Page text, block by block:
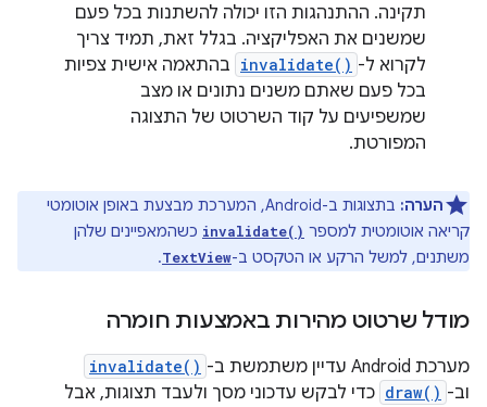
תקינה. ההתנהגות הזו יכולה להשתנות בכל פעם
שמשנים את האפליקציה. בגלל זאת, תמיד צריך
לקרוא ל- invalidate() בהתאמה אישית צפיות
בכל פעם שאתם משנים נתונים או מצב
שמשפיעים על קוד השרטוט של התצוגה
המפורטת.
הערה:
בתצוגות ב-Android, המערכת מבצעת באופן אוטומטי
קריאה אוטומטית למספר invalidate() כשהמאפיינים שלהן
משתנים, למשל הרקע או הטקסט ב-TextView
.
מודל שרטוט מהירות באמצעות חומרה
מערכת Android עדיין משתמשת ב- invalidate()
וב- draw() כדי לבקש עדכוני מסך ולעבד תצוגות, אבל